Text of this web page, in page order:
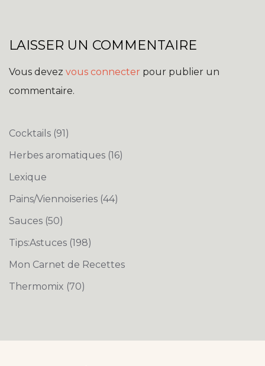
LAISSER UN COMMENTAIRE
Vous devez vous connecter pour publier un
commentaire.
Cocktails (91)
Herbes aromatiques (16)
Lexique
Pains/Viennoiseries (44)
Sauces (50)
Tips:Astuces (198)
Mon Carnet de Recettes
Thermomix (70)